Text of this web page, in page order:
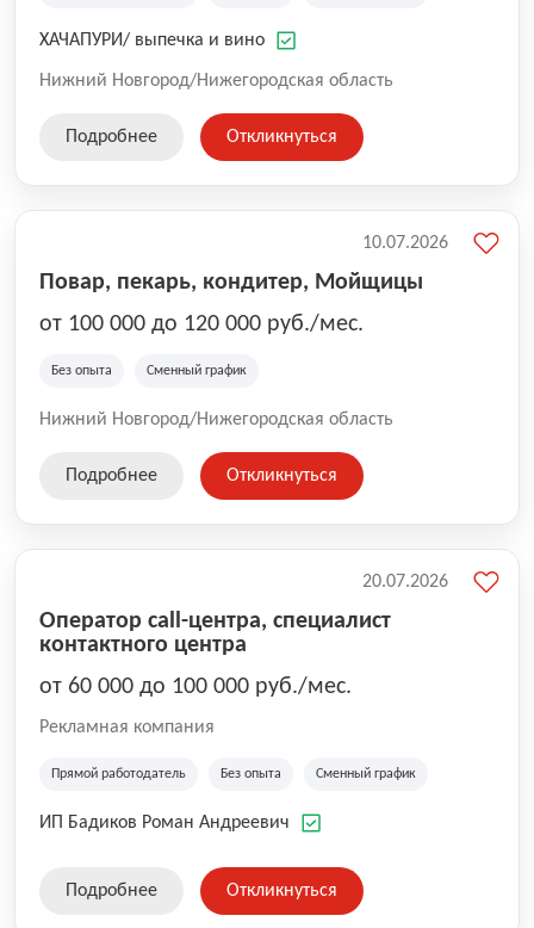
ХАЧАПУРИ/ выпечка и вино
Нижний Новгород/Нижегородская область
Подробнее Откликнуться
Повар, пекарь, кондитер, Мойщицы
от 100 000 до 120 000 руб./мес.
Без опыта Сменный график
Нижний Новгород/Нижегородская область
10.07.2026
Подробнее Откликнуться
Оператор call-центра, специалист
контактного центра
от 60 000 до 100 000 руб./мес.
Рекламная компания
Прямой работодатель Без опыта Сменный график
ИП Бадиков Роман Андреевич
20.07.2026
Подробнее Откликнуться